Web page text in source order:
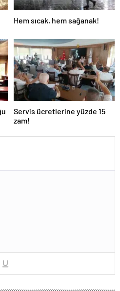
Hem sıcak, hem sağanak!
Servis ücretlerine yüzde 15
zam!